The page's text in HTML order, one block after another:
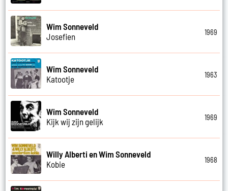
Wim Sonneveld
Josefien
1969
Wim Sonneveld
Katootje
1963
Wim Sonneveld
Kijk wij zijn gelijk
1969
Willy Alberti en Wim Sonneveld
Kobie
1968